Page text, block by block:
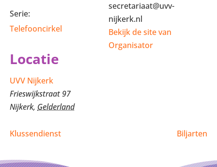
Serie:
Telefooncirkel
Locatie
UVV Nijkerk
Frieswijkstraat 97
Nijkerk, Gelderland
secretariaat@uvv-
nijkerk.nl
Bekijk de site van
Organisator
Klussendienst Biljarten